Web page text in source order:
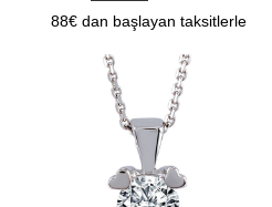
88€ dan başlayan taksitlerle